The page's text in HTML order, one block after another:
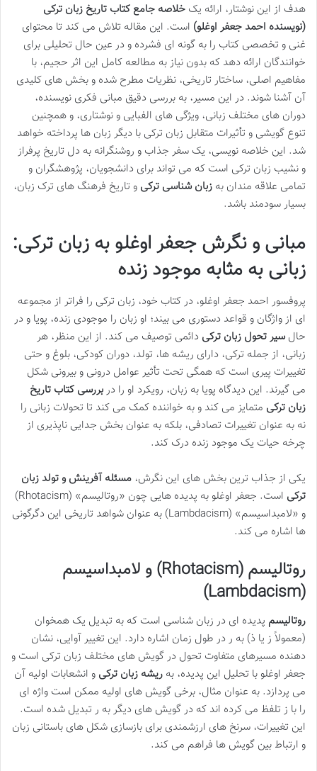
هدف از این نوشتار، ارائه یک خلاصه جامع کتاب تاریخ زبان ترکی
(نویسنده احمد جعفر اوغلو) است. این مقاله تلاش می کند تا محتوای
غنی و تخصصی کتاب را به گونه ای فشرده و در عین حال تحلیلی برای
خوانندگان ارائه دهد که بدون نیاز به مطالعه کامل این اثر حجیم، با
مفاهیم اصلی، ساختار تاریخی، نظریات مطرح شده و بخش های کلیدی
آن آشنا شوند. در این مسیر، به بررسی دقیق مبانی فکری نویسنده،
دوران های مختلف زبانی، ویژگی های الفبایی و نوشتاری، و همچنین
تنوع گویشی و تأثیرات متقابل زبان ترکی با دیگر زبان ها پرداخته خواهد
شد. این خلاصه نویسی، یک سفر جذاب و روشنگرانه به دل تاریخ پرفراز
و نشیب زبان ترکی است که می تواند برای دانشجویان، پژوهشگران و
تمامی علاقه مندان به زبان شناسی ترکی و تاریخ فرهنگ های ترک زبان،
بسیار سودمند باشد.
مبانی و نگرش جعفر اوغلو به زبان ترکی:
زبانی به مثابه موجود زنده
پروفسور احمد جعفر اوغلو، در کتاب خود، زبان ترکی را فراتر از مجموعه
ای از واژگان و قواعد دستوری می بیند؛ او زبان را موجودی زنده، پویا و در
حالسیر تحول زبان ترکی دائمی توصیف می کند. از این منظر، هر
زبانی، از جمله ترکی، دارای ریشه ها، تولد، دوران کودکی، بلوغ و حتی
تغییرات پیری است که همگی تحت تأثیر عوامل درونی و بیرونی شکل
می گیرند. این دیدگاه پویا به زبان، رویکرد او را دربررسی کتاب تاریخ
زبان ترکی متمایز می کند و به خواننده کمک می کند تا تحولات زبانی را
نه به عنوان تغییرات تصادفی، بلکه به عنوان بخش جدایی ناپذیری از
چرخه حیات یک موجود زنده درک کند.
یکی از جذاب ترین بخش های این نگرش، مسئله آفرینش و تولد زبان
ترکی
است. جعفر اوغلو به پدیده هایی چون «روتالیسم» (Rhotacism)
و «لامبداسیسم» (Lambdacism) به عنوان شواهد تاریخی این دگرگونی
ها اشاره می کند.
روتالیسم (Rhotacism) و لامبداسیسم
(Lambdacism)
روتالیسم پدیده ای در زبان شناسی است که به تبدیل یک همخوان
(معمولاً ز یا ذ) به ر در طول زمان اشاره دارد. این تغییر آوایی، نشان
دهنده مسیرهای متفاوت تحول در گویش های مختلف زبان ترکی است و
جعفر اوغلو با تحلیل این پدیده، به ریشه زبان ترکی و انشعابات اولیه آن
می پردازد. به عنوان مثال، برخی گویش های اولیه ممکن است واژه ای
را با ز تلفظ می کرده اند که در گویش های دیگر به ر تبدیل شده است.
این تغییرات، سرنخ های ارزشمندی برای بازسازی شکل های باستانی زبان
و ارتباط بین گویش ها فراهم می کند.